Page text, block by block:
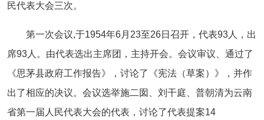
民代表大会三次。
第一次会议,于1954年6月23至26日召开，代表93人，出
席93人。由代表选出主席团，主持开会。会议审议、通过了
《思茅县政府工作报告》，讨论了《宪法（草案）》，并作
出了相应的决议。会议选举施二囡、刘干庭、普朝清为云南
省第一届人民代表大会的代表，讨论了代表提案14